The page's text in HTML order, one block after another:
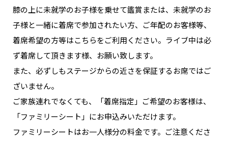
CHIZULOG
FAQ
メールマガジン登録/解除
膝の上に未就学のお子様を乗せて鑑賞または、未就学のお
子様と一緒に着席で参加されたい方、ご年配のお客様等、
着席希望の方等はこちらをご利用ください。ライブ中は必
ず着席して頂きます様、お願い致します。
また、必ずしもステージからの近さを保証するお席ではご
ざいません。
ご家族連れでなくても、「着席指定」ご希望のお客様は、
「ファミリーシート」にお申込みいただけます。
ファミリーシートはお一人様分の料金です。ご注意くださ